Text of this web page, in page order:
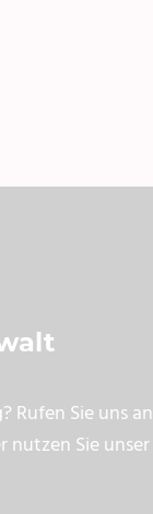
Rufen Sie uns
nutzen Sie unser